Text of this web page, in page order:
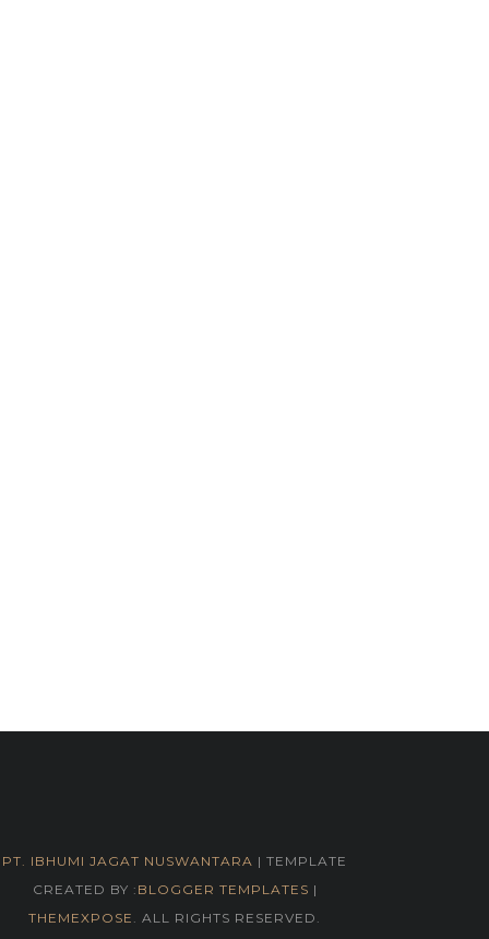
PT. IBHUMI JAGAT NUSWANTARA | TEMPLATE
CREATED BY : BLOGGER TEMPLATES |
THEMEXPOSE . ALL RIGHTS RESERVED.